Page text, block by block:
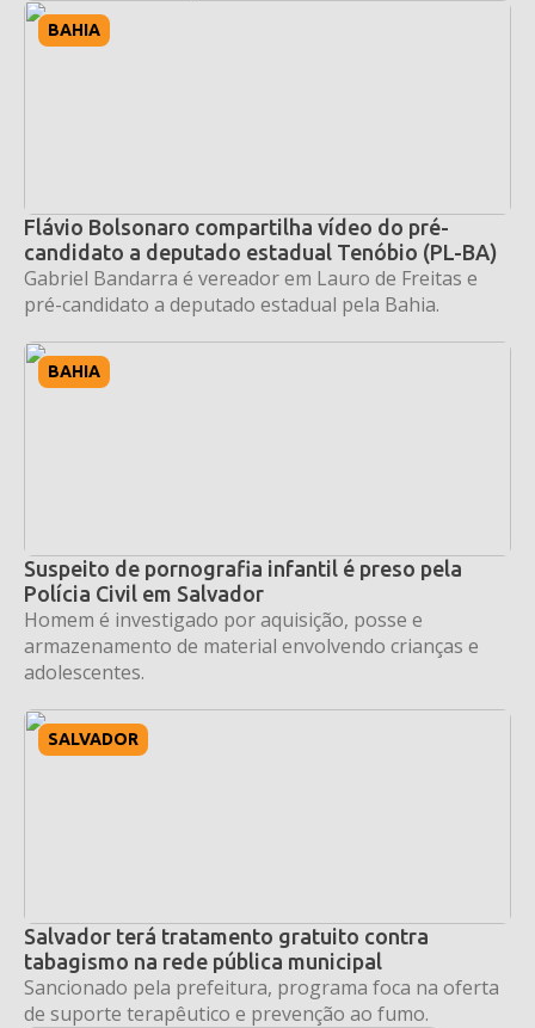
BAHIA
Flávio Bolsonaro compartilha vídeo do pré-
candidato a deputado estadual Tenóbio (PL-BA)
Gabriel Bandarra é vereador em Lauro de Freitas e
pré-candidato a deputado estadual pela Bahia.
BAHIA
Suspeito de pornografia infantil é preso pela
Polícia Civil em Salvador
Homem é investigado por aquisição, posse e
armazenamento de material envolvendo crianças e
adolescentes.
SALVADOR
Salvador terá tratamento gratuito contra
tabagismo na rede pública municipal
Sancionado pela prefeitura, programa foca na oferta
de suporte terapêutico e prevenção ao fumo.